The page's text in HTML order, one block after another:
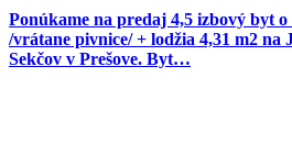
Ponúkame na predaj 4,5 izbový byt
/vrátane pivnice/ + lodžia 4,31 m2 na
Sekčov v Prešove. Byt…